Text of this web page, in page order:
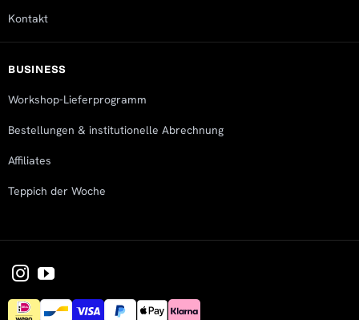
Kontakt
BUSINESS
Workshop-Lieferprogramm
Bestellungen & institutionelle Abrechnung
Affiliates
Teppich der Woche